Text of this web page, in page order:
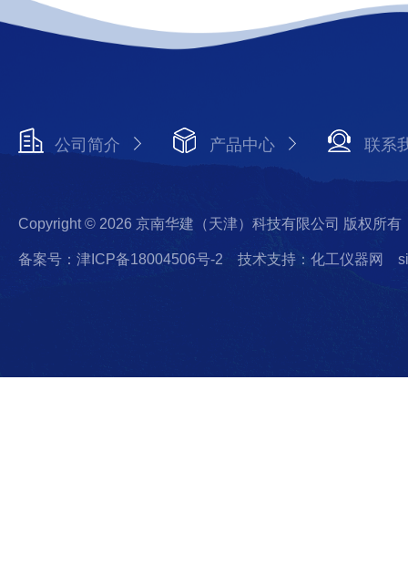
公司简介 产品中心 联系
Copyright © 2026 京南华建（天津）科技有限公司 版权所有
备案号：津ICP备18004506号-2 技术支持：化工仪器网